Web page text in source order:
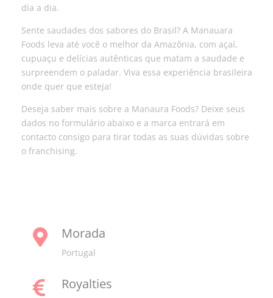
dia a dia.
Sente saudades dos sabores do Brasil? A Manauara
Foods leva até você o melhor da Amazônia, com açaí,
cupuaçu e delícias autênticas que matam a saudade e
surpreendem o paladar. Viva essa experiência brasileira
onde quer que esteja!
Deseja saber mais sobre a Manaura Foods? Deixe seus
dados no formulário abaixo e a marca entrará em
contacto consigo para tirar todas as suas dúvidas sobre
o franchising.
 Morada
Portugal
 Royalties